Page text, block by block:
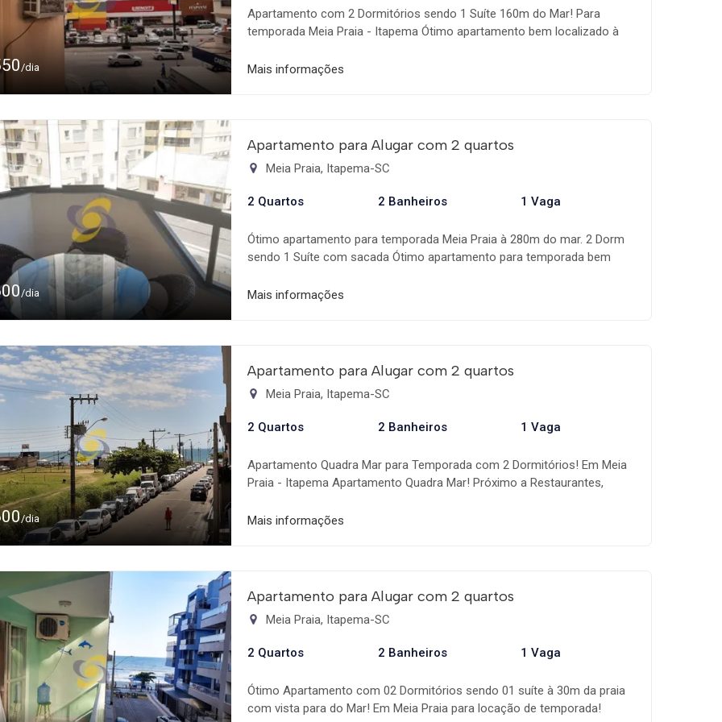
/dia
Apartamento com 2 Dormitórios sendo 1 Suíte 160m do Mar! Para
temporada Meia Praia - Itapema Ótimo apartamento bem localizado à
Supermercado, Praia e Comércio Local. 02 Dormitórios, sendo 01 suíte |
temporada! Diária de virada e de Carnaval R$550 Reais. Para demais
datas consultar valores e disponibilidade! Desconto para diárias
prolongadas! Faça já a sua reserva!
Mais informações
/dia
Apartamento para Alugar com 2 quartos
Meia Praia, Itapema-SC
2 Quartos 2 Banheiros 1 Vaga
Ótimo apartamento para temporada Meia Praia à 280m do mar. 2 Dorm
sendo 1 Suíte com sacada Ótimo apartamento para temporada bem
Farmácias, FastFood e Comércio local. Possuindo  02 Dormitórios
locação de temporada! Desconto para diárias prolongadas! Faça já a
sua reserva!
Mais informações
/dia
Apartamento para Alugar com 2 quartos
Meia Praia, Itapema-SC
2 Quartos 2 Banheiros 1 Vaga
Apartamento Quadra Mar para Temporada com 2 Dormitórios! Em Meia
Praia - Itapema Apartamento Quadra Mar! Próximo a Restaurantes,
Dormitórios, sendo 01 Suíte. com Ar condicionado nos 2 dormitórios.
disponibilidade! Desconto para diárias prolongadas! Faça já a sua
reserva!
Mais informações
Apartamento para Alugar com 2 quartos
Meia Praia, Itapema-SC
2 Quartos 2 Banheiros 1 Vaga
Ótimo Apartamento com 02 Dormitórios sendo 01 suíte à 30m da praia
com vista para do Mar! Em Meia Praia para locação de temporada!